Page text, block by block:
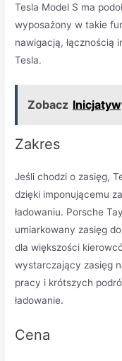
Tesla Model S ma
wyposażony w takie
nawigacją, łącznością
Tesla.
Zobacz
Zakres
Jeśli chodzi o zasięg,
dzięki imponującemu
ładowaniu. Porsche
umiarkowany zasięg
dla większości
wystarczający zasięg
pracy i krótszych
ładowanie.
Cena